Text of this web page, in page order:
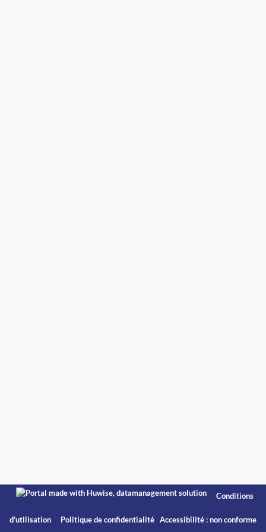
Conditions
d'utilisation Politique de confidentialité Accessibilité : non conforme